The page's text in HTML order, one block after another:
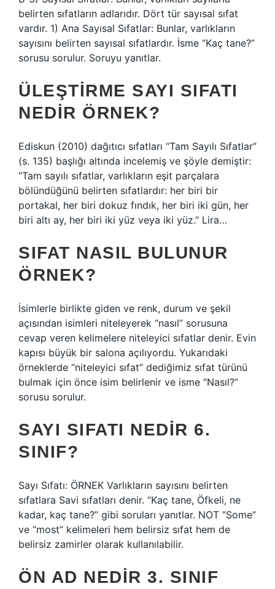
belirten sıfatların adlarıdır. Dört tür sayısal sıfat
vardır. 1) Ana Sayısal Sıfatlar: Bunlar, varlıkların
sayısını belirten sayısal sıfatlardır. İsme “Kaç tane?”
sorusu sorulur. Soruyu yanıtlar.
ÜLEŞTIRME SAYI SIFATI
NEDIR ÖRNEK?
Ediskun (2010) dağıtıcı sıfatları “Tam Sayılı Sıfatlar”
(s. 135) başlığı altında incelemiş ve şöyle demiştir:
“Tam sayılı sıfatlar, varlıkların eşit parçalara
bölündüğünü belirten sıfatlardır: her biri bir
portakal, her biri dokuz fındık, her biri iki gün, her
biri altı ay, her biri iki yüz veya iki yüz.” Lira…
SIFAT NASIL BULUNUR
ÖRNEK?
İsimlerle birlikte giden ve renk, durum ve şekil
açısından isimleri niteleyerek “nasıl” sorusuna
cevap veren kelimelere niteleyici sıfatlar denir. Evin
kapısı büyük bir salona açılıyordu. Yukarıdaki
örneklerde “niteleyici sıfat” dediğimiz sıfat türünü
bulmak için önce isim belirlenir ve isme “Nasıl?”
sorusu sorulur.
SAYI SIFATI NEDIR 6.
SINIF?
Sayı Sıfatı: ÖRNEK Varlıkların sayısını belirten
sıfatlara Savi sıfatları denir. “Kaç tane, Öfkeli, ne
kadar, kaç tane?” gibi soruları yanıtlar. NOT “Some”
ve “most” kelimeleri hem belirsiz sıfat hem de
belirsiz zamirler olarak kullanılabilir.
ÖN AD NEDIR 3. SINIF